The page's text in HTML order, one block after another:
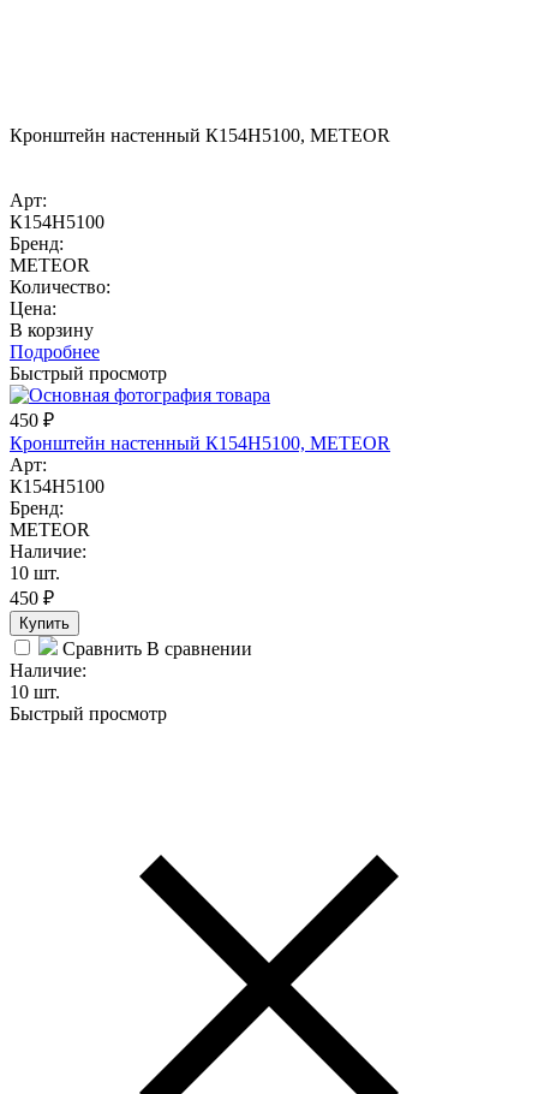
Кронштейн настенный К154Н5100, METEOR
Арт:
К154Н5100
Бренд:
METEOR
Количество:
Цена:
В корзину
Подробнее
Быстрый просмотр
450 ₽
Кронштейн настенный К154Н5100, METEOR
Арт:
К154Н5100
Бренд:
METEOR
Наличие:
10 шт.
450 ₽
Купить
Сравнить В сравнении
Наличие:
10 шт.
Быстрый просмотр